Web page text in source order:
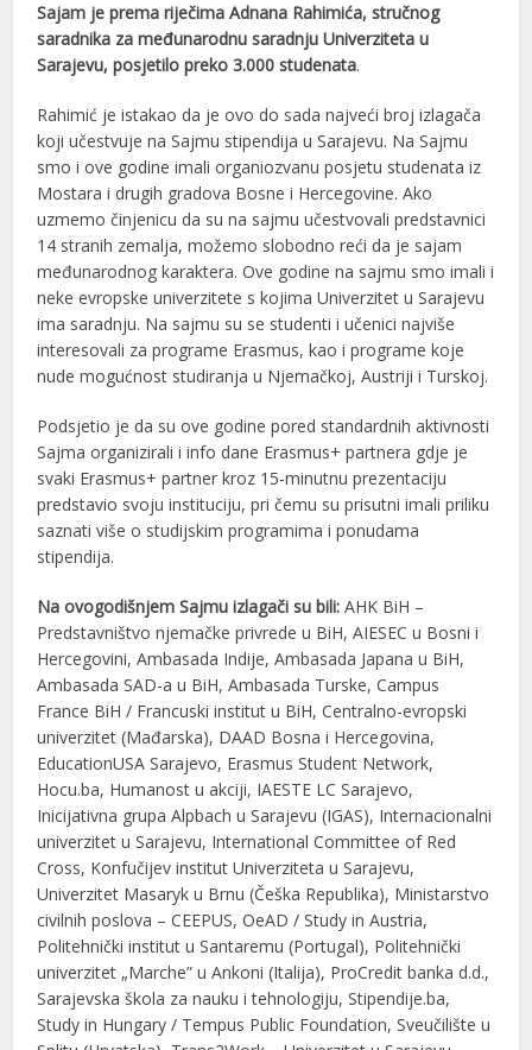
Sajam je prema riječima Adnana Rahimića, stručnog
saradnika za međunarodnu saradnju Univerziteta u
Sarajevu, posjetilo preko 3.000 studenata.
Rahimić je istakao da je ovo do sada najveći broj izlagača
koji učestvuje na Sajmu stipendija u Sarajevu. Na Sajmu
smo i ove godine imali organiozvanu posjetu studenata iz
Mostara i drugih gradova Bosne i Hercegovine. Ako
uzmemo činjenicu da su na sajmu učestvovali predstavnici
14 stranih zemalja, možemo slobodno reći da je sajam
međunarodnog karaktera. Ove godine na sajmu smo imali i
neke evropske univerzitete s kojima Univerzitet u Sarajevu
ima saradnju. Na sajmu su se studenti i učenici najviše
interesovali za programe Erasmus, kao i programe koje
nude mogućnost studiranja u Njemačkoj, Austriji i Turskoj.
Podsjetio je da su ove godine pored standardnih aktivnosti
Sajma organizirali i info dane Erasmus+ partnera gdje je
svaki Erasmus+ partner kroz 15-minutnu prezentaciju
predstavio svoju instituciju, pri čemu su prisutni imali priliku
saznati više o studijskim programima i ponudama
stipendija.
Na ovogodišnjem Sajmu izlagači su bili:AHK BiH –
Predstavništvo njemačke privrede u BiH, AIESEC u Bosni i
Hercegovini, Ambasada Indije, Ambasada Japana u BiH,
Ambasada SAD-a u BiH, Ambasada Turske, Campus
France BiH / Francuski institut u BiH, Centralno-evropski
univerzitet (Mađarska), DAAD Bosna i Hercegovina,
EducationUSA Sarajevo, Erasmus Student Network,
Hocu.ba, Humanost u akciji, IAESTE LC Sarajevo,
Inicijativna grupa Alpbach u Sarajevu (IGAS), Internacionalni
univerzitet u Sarajevu, International Committee of Red
Cross, Konfučijev institut Univerziteta u Sarajevu,
Univerzitet Masaryk u Brnu (Češka Republika), Ministarstvo
civilnih poslova – CEEPUS, OeAD / Study in Austria,
Politehnički institut u Santaremu (Portugal), Politehnički
univerzitet „Marche” u Ankoni (Italija), ProCredit banka d.d.,
Sarajevska škola za nauku i tehnologiju, Stipendije.ba,
Study in Hungary / Tempus Public Foundation, Sveučilište u